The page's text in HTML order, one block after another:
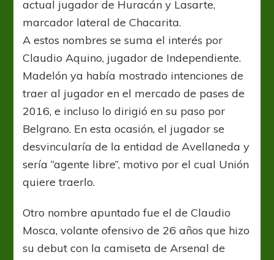
actual jugador de Huracán y Lasarte,
marcador lateral de Chacarita.
A estos nombres se suma el interés por
Claudio Aquino, jugador de Independiente.
Madelón ya había mostrado intenciones de
traer al jugador en el mercado de pases de
2016, e incluso lo dirigió en su paso por
Belgrano. En esta ocasión, el jugador se
desvincularía de la entidad de Avellaneda y
sería “agente libre”, motivo por el cual Unión
quiere traerlo.
Otro nombre apuntado fue el de Claudio
Mosca, volante ofensivo de 26 años que hizo
su debut con la camiseta de Arsenal de